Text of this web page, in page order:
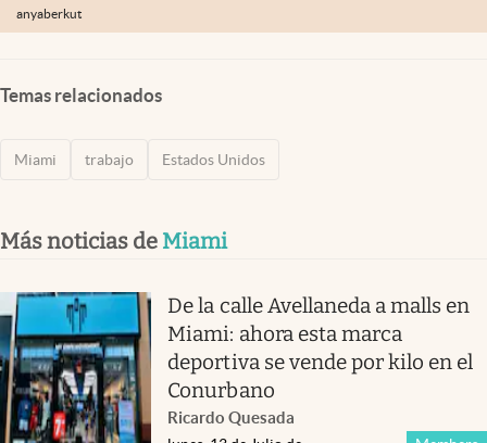
anyaberkut
Temas relacionados
Miami trabajo Estados Unidos
Más noticias de Miami
De la calle Avellaneda a malls en
Miami: ahora esta marca
deportiva se vende por kilo en el
Conurbano
Ricardo Quesada